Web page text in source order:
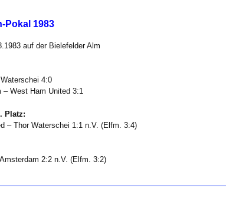
Pokal 1983
auf der Bielefelder Alm
4:0
– West Ham United 3:1
Platz:
– Thor Waterschei 1:1 n.V. (Elfm. 3:4)
2:2 n.V. (Elfm. 3:2)